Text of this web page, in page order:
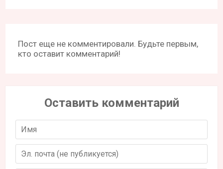
Пост еще не комментировали. Будьте первым,
кто оставит комментарий!
Оставить комментарий